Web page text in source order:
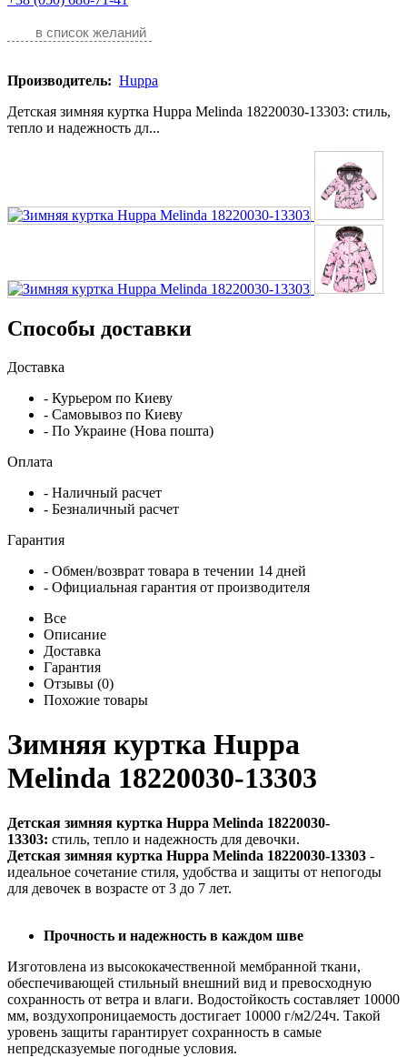
в список желаний
Производитель: Huppa
Детская зимняя куртка Huppa Melinda 18220030-13303: стиль,
тепло и надежность дл...
Способы доставки
Доставка
- Курьером по Киеву
- Самовывоз по Киеву
- По Украине (Нова пошта)
Оплата
- Наличный расчет
- Безналичный расчет
Гарантия
- Обмен/возврат товара в течении 14 дней
- Официальная гарантия от производителя
Все
Описание
Доставка
Гарантия
Отзывы (0)
Похожие товары
Зимняя куртка Huppa
Melinda 18220030-13303
Детская зимняя куртка Huppa Melinda 18220030-
13303: стиль, тепло и надежность для девочки.
Детская зимняя куртка Huppa Melinda 18220030-13303 -
идеальное сочетание стиля, удобства и защиты от непогоды
для девочек в возрасте от 3 до 7 лет.
Прочность и надежность в каждом шве
Изготовлена из высококачественной мембранной ткани,
обеспечивающей стильный внешний вид и превосходную
сохранность от ветра и влаги. Водостойкость составляет 10000
мм, воздухопроницаемость достигает 10000 г/м2/24ч. Такой
уровень защиты гарантирует сохранность в самые
непредсказуемые погодные условия.